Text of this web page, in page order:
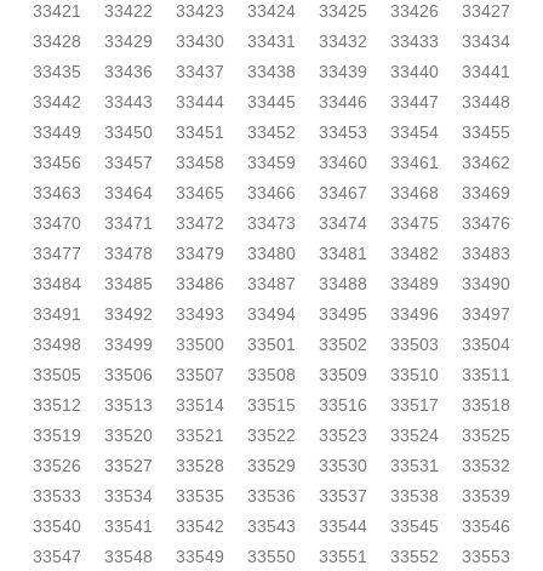
33421
33422 33423 33424 33425 33426
33427
33428
33429 33430 33431 33432 33433
33434
33435
33436 33437 33438 33439 33440
33441
33442
33443 33444 33445 33446 33447
33448
33449
33450 33451 33452 33453 33454
33455
33456
33457 33458 33459 33460 33461
33462
33463
33464 33465 33466 33467 33468
33469
33470
33471 33472 33473 33474 33475
33476
33477
33478 33479 33480 33481 33482
33483
33484
33485 33486 33487 33488 33489
33490
33491
33492 33493 33494 33495 33496
33497
33498
33499 33500 33501 33502 33503
33504
33505
33506 33507 33508 33509 33510
33511
33512
33513 33514 33515 33516 33517
33518
33519
33520 33521 33522 33523 33524
33525
33526
33527 33528 33529 33530 33531
33532
33533
33534 33535 33536 33537 33538
33539
33540
33541 33542 33543 33544 33545
33546
33547
33548 33549 33550 33551 33552 33553